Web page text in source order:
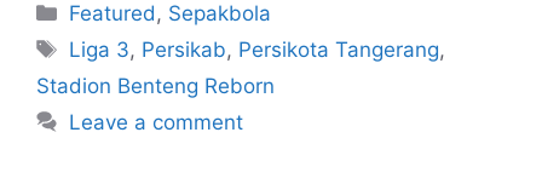
Featured, Sepakbola
Liga 3, Persikab, Persikota Tangerang,
Stadion Benteng Reborn
Leave a comment